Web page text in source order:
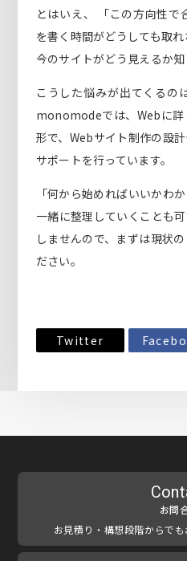
とはいえ、 「この方向性で
を書く時間がどうしても取れ
今のサイトがどう見えるか知
こうした悩みが出てくるの
monomodeでは、Webに詳
形で、Webサイト制作の設
サポートを行っています。
「何から始めればいいかわ
一緒に整理していくことも
しませんので、まずは現状
ださい。
Twitter
お問
お見積り・構想段階からでも